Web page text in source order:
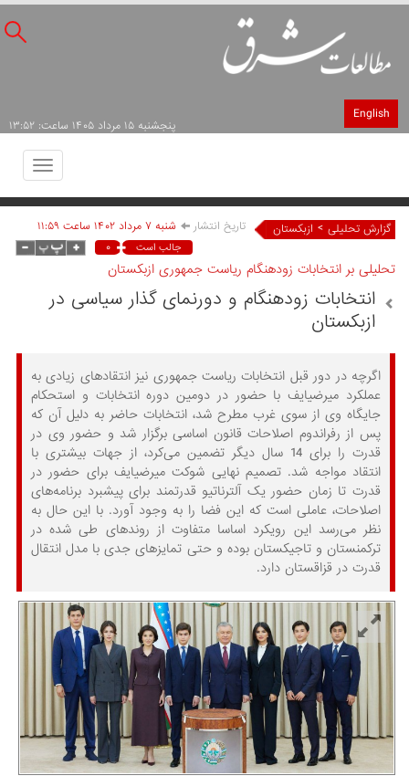
English
پنجشنبه ۱۵ مرداد ۱۴۰۵ ساعت: ۱۳:۵۲
Toggle
گزارش تحلیلی > ازبکستان تاریخ انتشار شنبه ۷ مرداد ۱۴۰۲ ساعت ۱۱:۵۹
جالب است ۰
تحلیلی بر انتخابات زودهنگام ریاست جمهوری ازبکستان
انتخابات زودهنگام و دورنمای گذار سیاسی در
ازبکستان
اگرچه در دور قبل انتخابات ریاست جمهوری نیز انتقادهای زیادی به
عملکرد میرضیایف با حضور در دومین دوره انتخابات و استحکام
جایگاه وی از سوی غرب مطرح شد، انتخابات حاضر به دلیل آن که
پس از رفراندوم اصلاحات قانون اساسی برگزار شد و حضور وی در
قدرت را برای 14 سال دیگر تضمین می‌کرد، از جهات بیشتری با
انتقاد مواجه شد. تصمیم نهایی شوکت میرضیایف برای حضور در
قدرت تا زمان حضور یک آلترناتیو قدرتمند برای پیشبرد برنامه‌های
اصلاحات، عاملی است که این فضا را به وجود آورد. با این حال به
نظر می‌رسد این رویکرد اساسا متفاوت از روندهای طی شده در
ترکمنستان و تاجیکستان بوده و حتی تمایزهای جدی با مدل انتقال
قدرت در قزاقستان دارد.